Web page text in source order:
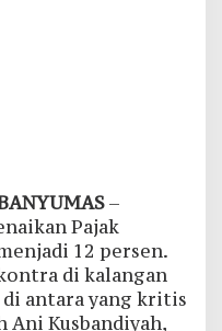
–
Pajak
12 persen.
di kalangan
antara yang kritis
Kusbandiyah,